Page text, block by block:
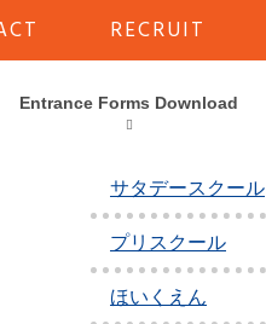
RECRUIT
Entrance Forms Download
アフタースクール
サタデースクール
プリスクール
ほいくえん